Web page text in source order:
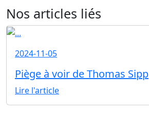
Nos articles liés
2024-11-05
Piège à voir de Thomas Sipp
Lire l'article